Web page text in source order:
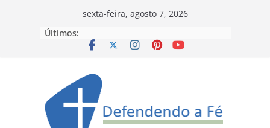
sexta-feira, agosto 7, 2026
Últimos: